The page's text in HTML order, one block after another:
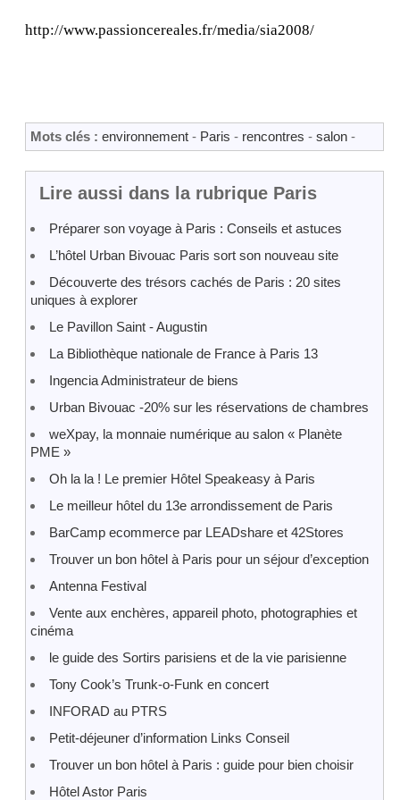
http://www.passioncereales.fr/media/sia2008/
Mots clés : environnement - Paris - rencontres - salon -
Lire aussi dans la rubrique Paris
Préparer son voyage à Paris : Conseils et astuces
L’hôtel Urban Bivouac Paris sort son nouveau site
Découverte des trésors cachés de Paris : 20 sites
uniques à explorer
Le Pavillon Saint - Augustin
La Bibliothèque nationale de France à Paris 13
Ingencia Administrateur de biens
Urban Bivouac -20% sur les réservations de chambres
weXpay, la monnaie numérique au salon « Planète
PME »
Oh la la ! Le premier Hôtel Speakeasy à Paris
Le meilleur hôtel du 13e arrondissement de Paris
BarCamp ecommerce par LEADshare et 42Stores
Trouver un bon hôtel à Paris pour un séjour d’exception
Antenna Festival
Vente aux enchères, appareil photo, photographies et
cinéma
le guide des Sortirs parisiens et de la vie parisienne
Tony Cook’s Trunk-o-Funk en concert
INFORAD au PTRS
Petit-déjeuner d’information Links Conseil
Trouver un bon hôtel à Paris : guide pour bien choisir
Hôtel Astor Paris